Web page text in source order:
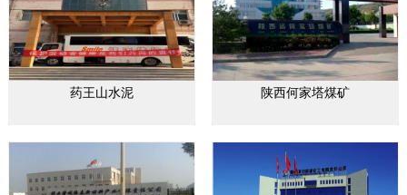
药王山水泥 陕西何家塔煤矿